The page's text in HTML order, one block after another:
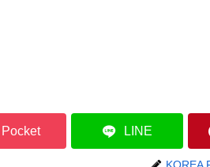
Pocket LINE